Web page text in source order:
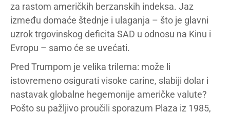
za rastom američkih berzanskih indeksa. Jaz
između domaće štednje i ulaganja – što je glavni
uzrok trgovinskog deficita SAD u odnosu na Kinu i
Evropu – samo će se uvećati.
Pred Trumpom je velika trilema: može li
istovremeno osigurati visoke carine, slabiji dolar i
nastavak globalne hegemonije američke valute?
Pošto su pažljivo proučili sporazum Plaza iz 1985,